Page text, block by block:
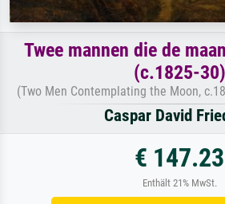
Twee mannen die de
(c.1825-30)
(Two Men Contemplating the Moon,
Caspar David
€ 147.23
Enthält 21% MwSt.